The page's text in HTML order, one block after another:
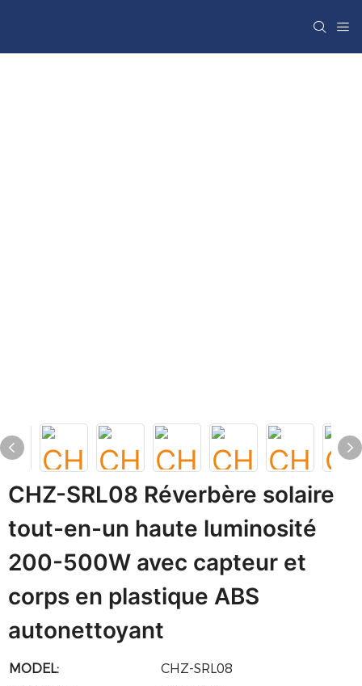
CHZ-SRL08 Réverbère solaire
tout-en-un haute luminosité
200-500W avec capteur et
corps en plastique ABS
autonettoyant
MODEL:
CHZ-SRL08